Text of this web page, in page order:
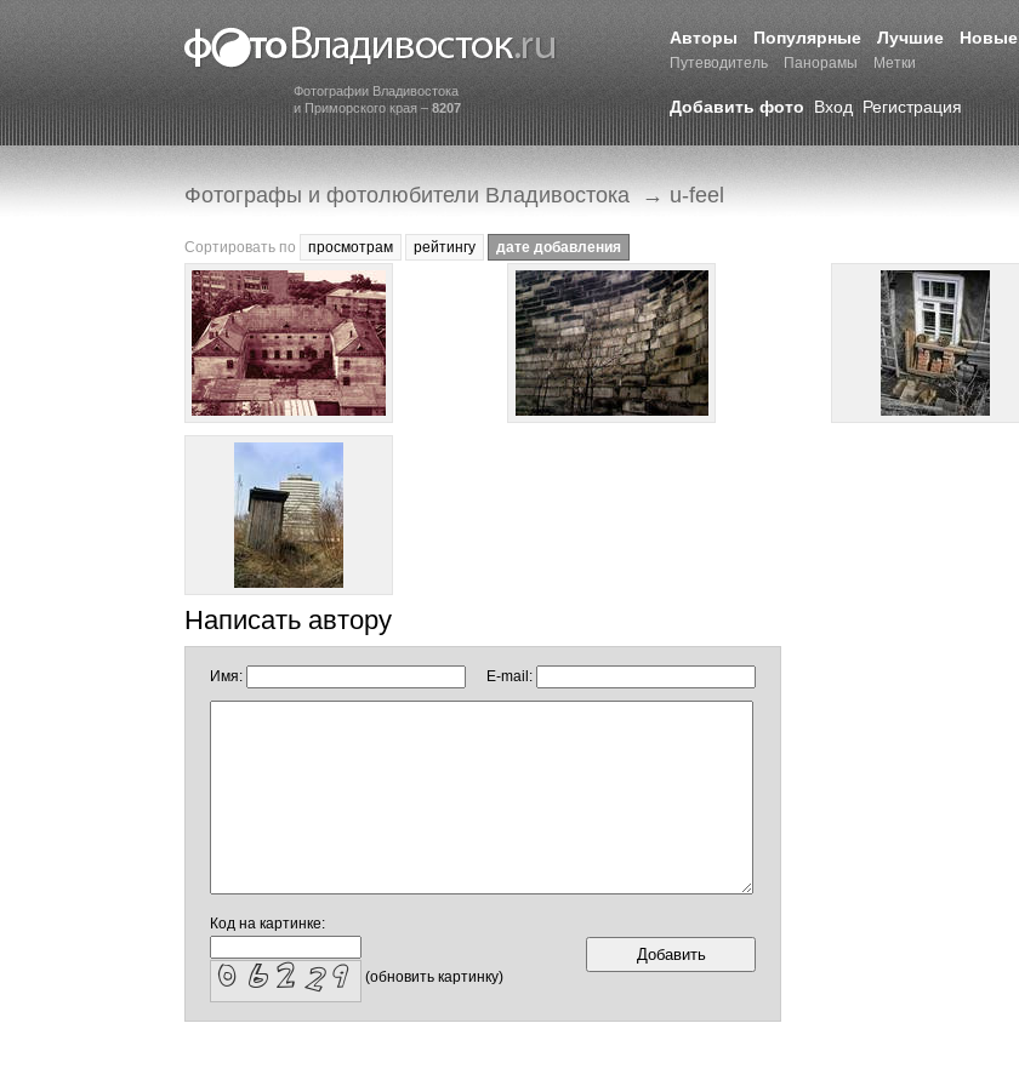
Фотографии Владивостока
и Приморского края – 8207
Авторы Популярные Лучшие Новые
Путеводитель Панорамы Метки
Добавить фото Вход Регистрация
Фотографы и фотолюбители Владивостока → u-feel
Сортировать по просмотрам рейтингу дате добавления
Написать автору
Имя: E-mail:
Код на картинке:
(обновить картинку)